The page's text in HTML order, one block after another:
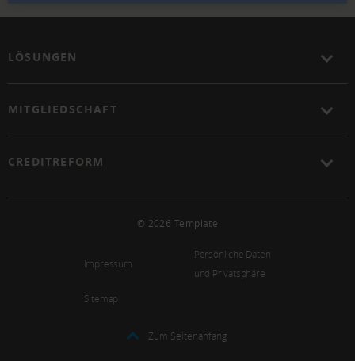
LÖSUNGEN
MITGLIEDSCHAFT
CREDITREFORM
© 2026 Template
Impressum
Persönliche Daten
und Privatsphäre
Sitemap
Zum Seitenanfang